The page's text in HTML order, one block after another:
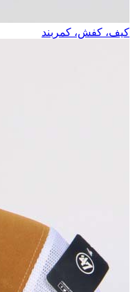
کیف، کفش، کمربند